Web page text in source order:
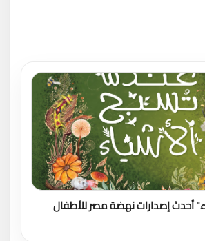
أحدث إصدارات نهضة مصر للأطفال